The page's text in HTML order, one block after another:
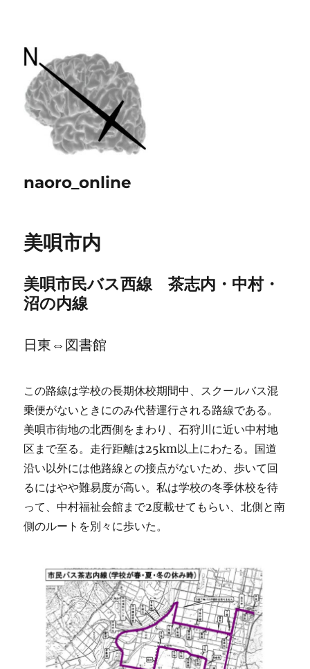
naoro_online
美唄市内
美唄市民バス西線 茶志内・中村・
沼の内線
日東⇔図書館
この路線は学校の長期休校期間中、スクールバス混
乗便がないときにのみ代替運行される路線である。
美唄市街地の北西側をまわり、石狩川に近い中村地
区まで至る。走行距離は25km以上にわたる。国道
沿い以外には他路線との接点がないため、歩いて回
るにはやや難易度が高い。私は学校の冬季休校を待
って、中村福祉会館まで2度載せてもらい、北側と南
側のルートを別々に歩いた。